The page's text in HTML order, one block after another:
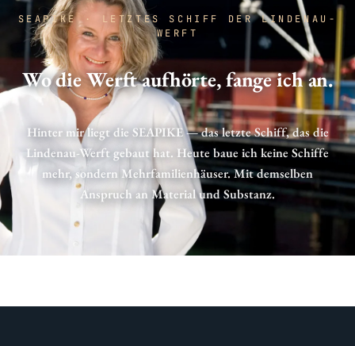
SEAPIKE · LETZTES SCHIFF DER LINDENAU-
WERFT
Wo die Werft aufhörte, fange ich an.
Hinter mir liegt die SEAPIKE — das letzte Schiff, das die
Lindenau-Werft gebaut hat. Heute baue ich keine Schiffe
mehr, sondern Mehrfamilienhäuser. Mit demselben
Anspruch an Material und Substanz.